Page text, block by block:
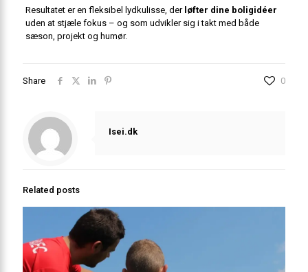
Resultatet er en fleksibel lydkulisse, der løfter dine boligidéer
uden at stjæle fokus – og som udvikler sig i takt med både
sæson, projekt og humør.
Share 0
Isei.dk
Related posts